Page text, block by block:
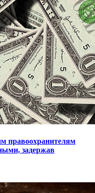
правоохранителям
задержав